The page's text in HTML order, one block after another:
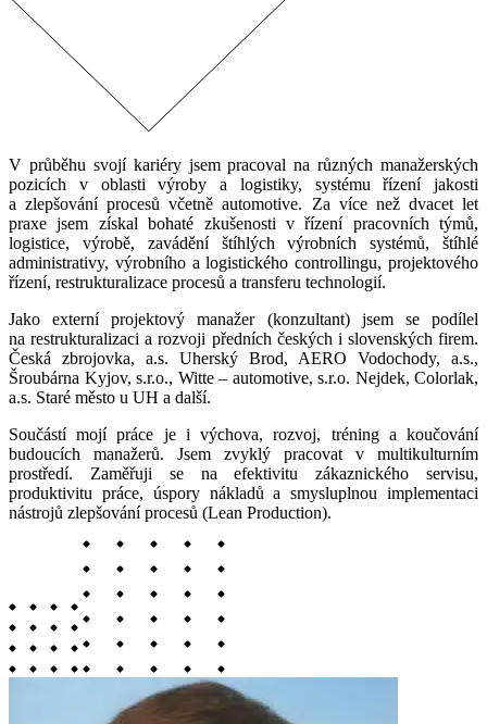
V průběhu svojí kariéry jsem pracoval na různých manažerských
pozicích v oblasti výroby a logistiky, systému řízení jakosti
a zlepšování procesů včetně automotive. Za více než dvacet let
praxe jsem získal bohaté zkušenosti v řízení pracovních týmů,
logistice, výrobě, zavádění štíhlých výrobních systémů, štíhlé
administrativy, výrobního a logistického controllingu, projektového
řízení, restrukturalizace procesů a transferu technologií.
Jako externí projektový manažer (konzultant) jsem se podílel
na restrukturalizaci a rozvoji předních českých i slovenských firem.
Česká zbrojovka, a.s. Uherský Brod, AERO Vodochody, a.s.,
Šroubárna Kyjov, s.r.o., Witte – automotive, s.r.o. Nejdek, Colorlak,
a.s. Staré město u UH a další.
Součástí mojí práce je i výchova, rozvoj, tréning a koučování
budoucích manažerů. Jsem zvyklý pracovat v multikulturním
prostředí. Zaměřuji se na efektivitu zákaznického servisu,
produktivitu práce, úspory nákladů a smysluplnou implementaci
nástrojů zlepšování procesů (Lean Production).